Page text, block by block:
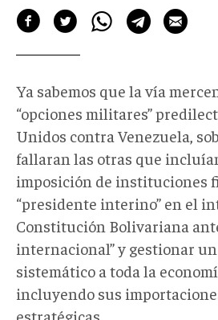
Ya sabemos que la vía
“opciones militares”
Unidos contra Venezuela,
fallaran las otras que
imposición de instituciones
“presidente interino” en el
Constitución Bolivariana
internacional” y gestionar
sistemático a toda la
incluyendo sus
estratégicas.